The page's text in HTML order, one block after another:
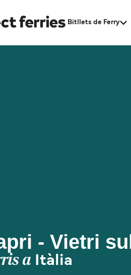
Bitllets de Ferry
- Vietri
a Itàlia